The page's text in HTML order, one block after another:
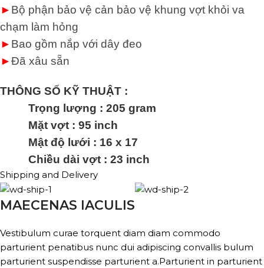
► Bộ phận bảo vệ cản bảo vệ khung vợt khỏi va
chạm làm hỏng
► Bao gồm nắp với dây đeo
►Đã xâu sẵn
THÔNG SỐ KỸ THUẬT :
Trọng lượng : 205 gram
Mặt vợt : 95 inch
Mật độ lưới : 16 x 17
Chiều dài vợt : 23 inch
Shipping and Delivery
MAECENAS IACULIS
Vestibulum curae torquent diam diam commodo
parturient penatibus nunc dui adipiscing convallis bulum
parturient suspendisse parturient a.Parturient in parturient